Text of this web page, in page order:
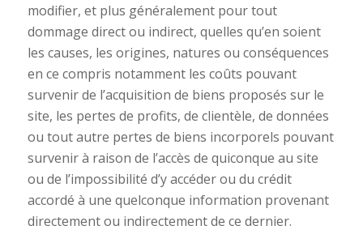
modifier, et plus généralement pour tout
dommage direct ou indirect, quelles qu’en soient
les causes, les origines, natures ou conséquences
en ce compris notamment les coûts pouvant
survenir de l’acquisition de biens proposés sur le
site, les pertes de profits, de clientèle, de données
ou tout autre pertes de biens incorporels pouvant
survenir à raison de l’accès de quiconque au site
ou de l’impossibilité d’y accéder ou du crédit
accordé à une quelconque information provenant
directement ou indirectement de ce dernier.